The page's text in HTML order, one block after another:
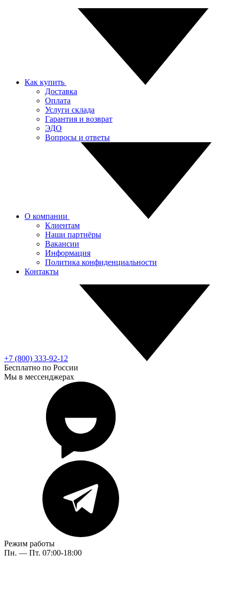
Как купить
Доставка
Оплата
Услуги склада
Гарантия и возврат
ЭДО
Вопросы и ответы
О компании
Клиентам
Наши партнёры
Вакансии
Информация
Политика конфиденциальности
Контакты
+7 (800) 333-92-12
Бесплатно по России
Мы в мессенджерах
Режим работы
Пн. — Пт. 07:00-18:00